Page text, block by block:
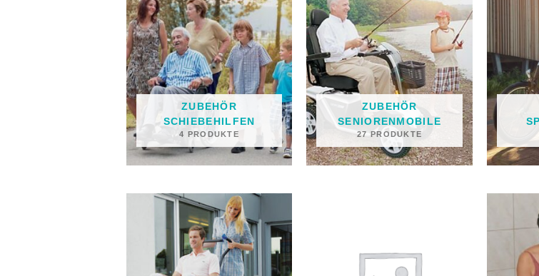
ZUBEHÖR
SCHIEBEHILFEN
4 PRODUKTE
ZUBEHÖR
SENIORENMOBILE
27 PRODUKTE